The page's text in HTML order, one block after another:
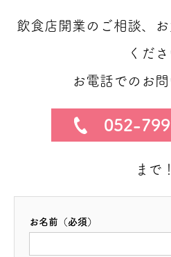
飲食店開業のご相談、
くだ
お電話でのお
052-
まで！
お名前（必須）